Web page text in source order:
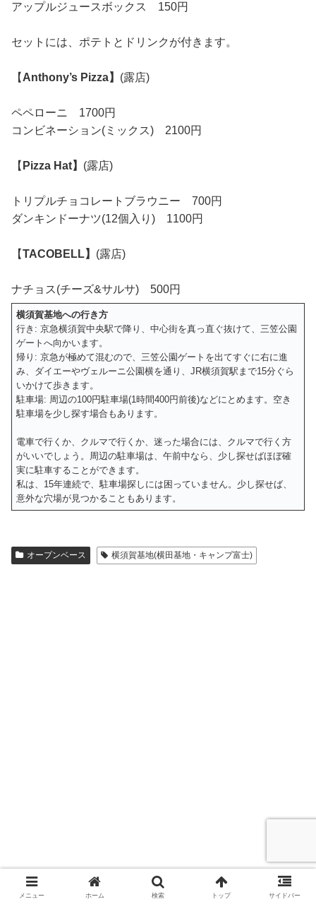
アップルジュースボックス 150円
セットには、ポテトとドリンクが付きます。
【Anthony’s Pizza】 (露店)
ペペローニ 1700円
コンビネーション(ミックス) 2100円
【 Pizza Hat】 (露店)
トリプルチョコレートブラウニー 700円
ダンキンドーナツ(12個入り) 1100円
【TACOBELL】 (露店)
ナチョス(チーズ&サルサ) 500円
横須賀基地への行き方
行き: 京急横須賀中央駅で降り、中心街を真っ直ぐ抜けて、三笠公園
ゲートへ向かいます。
帰り: 京急が極めて混むので、三笠公園ゲートを出てすぐに右に進
み、ダイエーやヴェルーニ公園横を通り、JR横須賀駅まで15分ぐら
いかけて歩きます。
駐車場: 周辺の100円駐車場(1時間400円前後)などにとめます。空き
駐車場を少し探す場合もあります。
電車で行くか、クルマで行くか、迷った場合には、クルマで行く方
がいいでしょう。周辺の駐車場は、午前中なら、少し探せばほぼ確
実に駐車することができます。
私は、15年連続で、駐車場探しには困っていません。少し探せば、
意外な穴場が見つかることもあります。
オープンベース 横須賀基地(横田基地・キャンプ富士)
メニュー ホーム 検索 トップ サイドバー